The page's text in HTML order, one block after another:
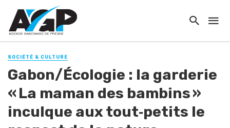
SOCIÉTÉ & CULTURE
Gabon/Écologie : la garderie
« La maman des bambins »
inculque aux tout‑petits le